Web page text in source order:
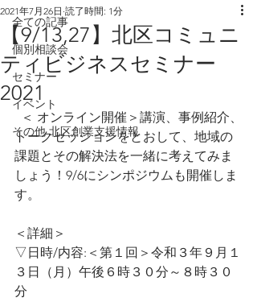
全ての記事
個別相談会
セミナー
イベント
その他 北区創業支援情報
【9/13,27】北区コミュニ
ティビジネスセミナー
2021
2021年7月26日 読了時間: 1分
トークセッションをとおして、地域の
課題とその解決法を一緒に考えてみま
しょう！9/6にシンポジウムも開催しま
す。
＜詳細＞
▽日時/内容:＜第１回＞令和３年９月１
３日（月）午後６時３０分～８時３０
分